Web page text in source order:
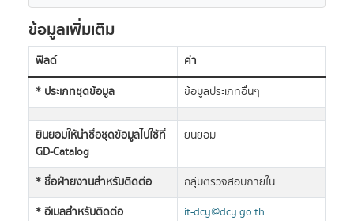
ข้อมูลเพิ่มเติม
ฟิลด์
ค่า
* ประเภทชุดข้อมูล
ข้อมูลประเภทอื่นๆ
ยินยอมให้นำชื่อชุดข้อมูลไปใช้ที่
GD-Catalog
ยินยอม
* ชื่อฝ่ายงานสำหรับติดต่อ
กลุ่มตรวจสอบภายใน
* อีเมลสำหรับติดต่อ
it-dcy@dcy.go.th